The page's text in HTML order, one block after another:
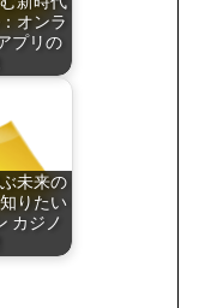
オンラ
プリの
未来の
りたい
カジノ